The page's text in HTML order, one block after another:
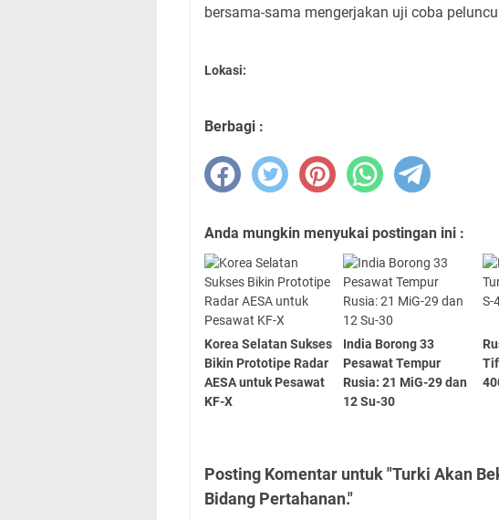
bersama-sama mengerjakan uji coba
Lokasi:
Berbagi :
Anda mungkin menyukai postingan ini :
Korea Selatan Sukses
Bikin Prototipe Radar
AESA untuk Pesawat
KF-X
India Borong 33
Pesawat Tempur
Rusia: 21 MiG-29 dan
12 Su-30
Posting Komentar untuk "Turki Akan
Bidang Pertahanan."